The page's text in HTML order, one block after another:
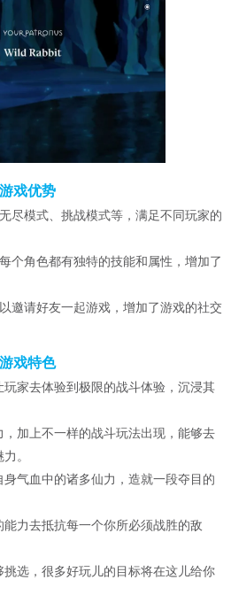
戏优势
尽模式、挑战模式等，满足不同玩家的
个角色都有独特的技能和属性，增加了
邀请好友一起游戏，增加了游戏的社交
戏特色
家去体验到极限的战斗体验，沉浸其
加上不一样的战斗玩法出现，能够去
。
气血中的诸多仙力，造就一段夺目的
力去抵抗每一个你所必须战胜的敌
选，很多好玩儿的目标将在这儿给你